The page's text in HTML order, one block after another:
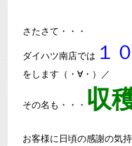
さたさて・・・
ダイハツ南店では １
をします（・∀・）／
その名も・・・ 収
お客様に日頃の感謝の気